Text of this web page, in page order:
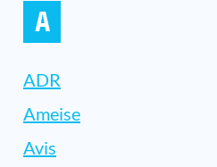
A
ADR
Ameise
Avis